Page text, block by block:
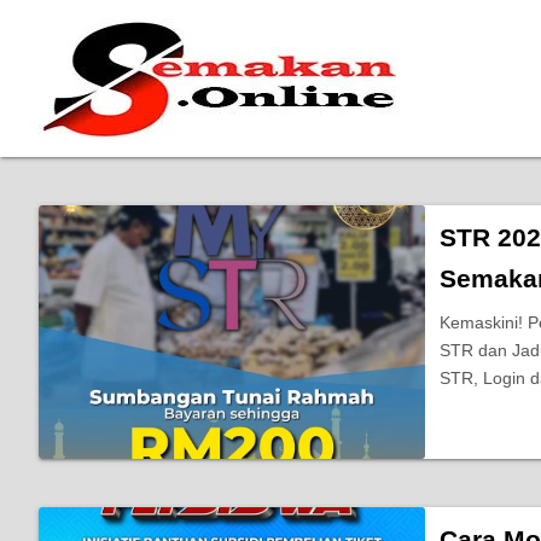
STR
Kemaskini!
STR dan
STR, Login